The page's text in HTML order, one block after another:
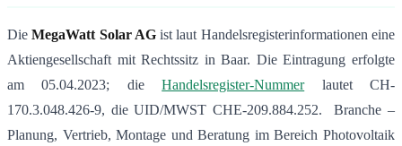
DieMegaWatt Solar AGist laut Handelsregisterinformationen eine
Aktiengesellschaft mit Rechtssitz in Baar. Die Eintragung erfolgte
am 05.04.2023; dieHandelsregister-Nummerlautet CH-
170.3.048.426-9, die UID/MWST CHE-209.884.252. Branche –
Planung, Vertrieb, Montage und Beratung im Bereich Photovoltaik